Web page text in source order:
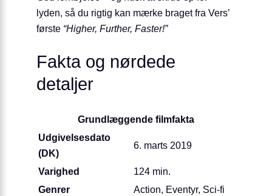
lyden, så du rigtig kan mærke braget fra Vers’
første “Higher, Further, Faster!”
Fakta og nørdede
detaljer
Grundlæggende filmfakta
Udgivelsesdato
(DK)
6. marts 2019
Varighed
124 min.
Genrer
Action, Eventyr, Sci-fi